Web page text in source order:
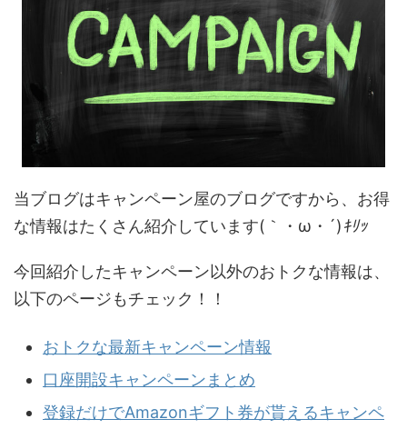
当ブログはキャンペーン屋のブログですから、お得
な情報はたくさん紹介しています(｀・ω・´)ｷﾘｯ
今回紹介したキャンペーン以外のおトクな情報は、
以下のページもチェック！！
おトクな最新キャンペーン情報
口座開設キャンペーンまとめ
登録だけでAmazonギフト券が貰えるキャンペ